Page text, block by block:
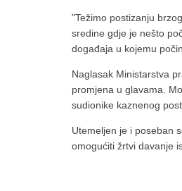
"Težimo postizanju
sredine gdje je nešto
događaja u kojemu
Naglasak Ministarstva
promjena u glavama.
sudionike kaznenog
Utemeljen je i poseban
omogućiti žrtvi davanje